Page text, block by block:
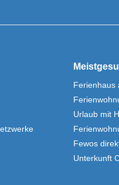
Ferienhaus
Urlaub mit
Fewos
Unterkunft